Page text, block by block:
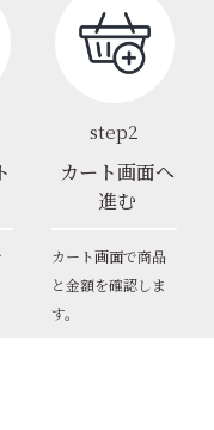
step2
カート画面へ
進む
カート画面で商品
と金額を確認しま
す。